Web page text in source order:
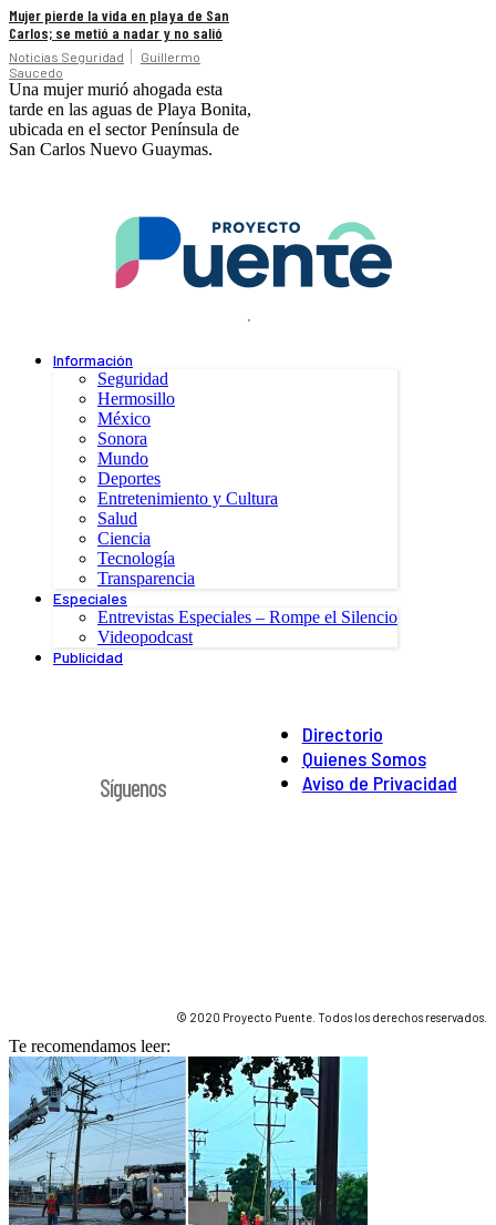
Mujer pierde la vida en playa de San
Carlos; se metió a nadar y no salió
Noticias Seguridad
Guillermo
Saucedo
Una mujer murió ahogada esta
tarde en las aguas de Playa Bonita,
ubicada en el sector Península de
San Carlos Nuevo Guaymas.
.
Información
Seguridad
Hermosillo
México
Sonora
Mundo
Deportes
Entretenimiento y Cultura
Salud
Ciencia
Tecnología
Transparencia
Especiales
Entrevistas Especiales – Rompe el Silencio
Videopodcast
Publicidad
Directorio
Quienes Somos
Aviso de Privacidad
Síguenos
© 2020 Proyecto Puente. Todos los derechos reservados.
Te recomendamos leer: